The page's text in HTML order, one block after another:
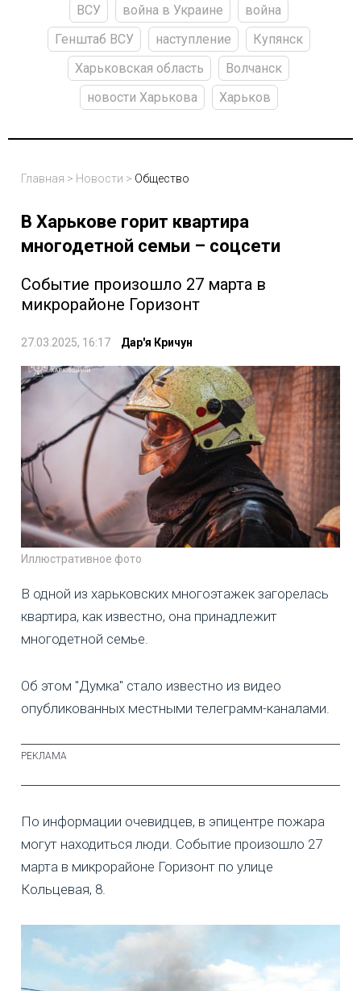
ВСУ война в Украине
война
Генштаб ВСУ
наступление
Купянск
Харьковская область
Волчанск
новости Харькова
Харьков
Главная > Новости > Общество
В Харькове горит квартира
многодетной семьи – соцсети
Событие произошло 27 марта в
микрорайоне Горизонт
27.03.2025, 16:17 Дар'я Кричун
Иллюстративное фото
В одной из харьковских многоэтажек загорелась
квартира, как известно, она принадлежит
многодетной семье.
Об этом "Думка" стало известно из видео
опубликованных местными телеграмм-каналами.
По информации очевидцев, в эпицентре пожара
могут находиться люди. Событие произошло 27
марта в микрорайоне Горизонт по улице
Кольцевая, 8.